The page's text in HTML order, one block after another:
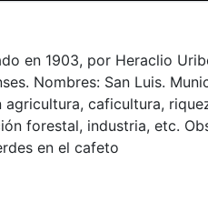
en 1903, por Heraclio
Nombres: San Luis.
agricultura, caficultura,
forestal, industria, etc.
en el cafeto